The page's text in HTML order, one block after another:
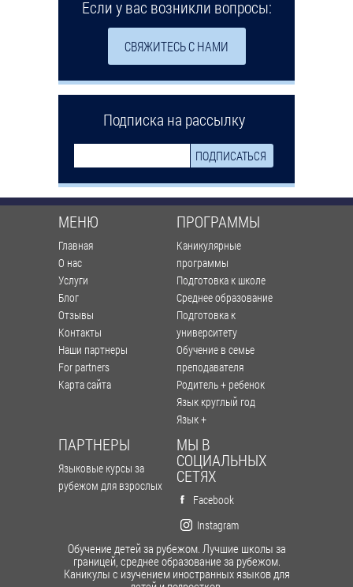
Если у вас возникли вопросы:
СВЯЖИТЕСЬ С НАМИ
Подписка на рассылку
МЕНЮ
Главная
О нас
Услуги
Блог
Отзывы
Контакты
Наши партнеры
For partners
Карта сайта
ПРОГРАММЫ
Каникулярные
программы
Подготовка к школе
Среднее образование
Подготовка к
университету
Обучение в семье
преподавателя
Родитель + ребенок
Язык круглый год
Язык +
ПАРТНЕРЫ
Языковые курсы за
рубежом для взрослых
МЫ В
СОЦИАЛЬНЫХ
СЕТЯХ
Facebook
Instagram
Обучение детей за рубежом. Лучшие школы за
границей, среднее образование за рубежом.
Каникулы с изучением иностранных языков для